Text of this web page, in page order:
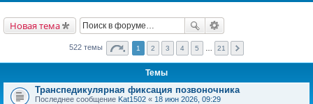
Новая тема
522 темы 1 2 3 4 5 21
Темы
Транспедикулярная фиксация позвоночника
Последнее сообщение Kat1502 « 18 июн 2026, 09:29